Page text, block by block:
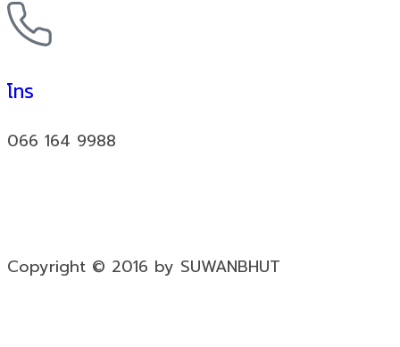
โทร
066 164 9988
Copyright © 2016 by SUWANBHUT